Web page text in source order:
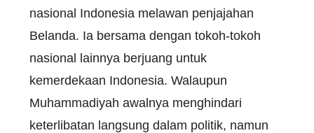
nasional Indonesia melawan penjajahan
Belanda. Ia bersama dengan tokoh-tokoh
nasional lainnya berjuang untuk
kemerdekaan Indonesia. Walaupun
Muhammadiyah awalnya menghindari
keterlibatan langsung dalam politik, namun